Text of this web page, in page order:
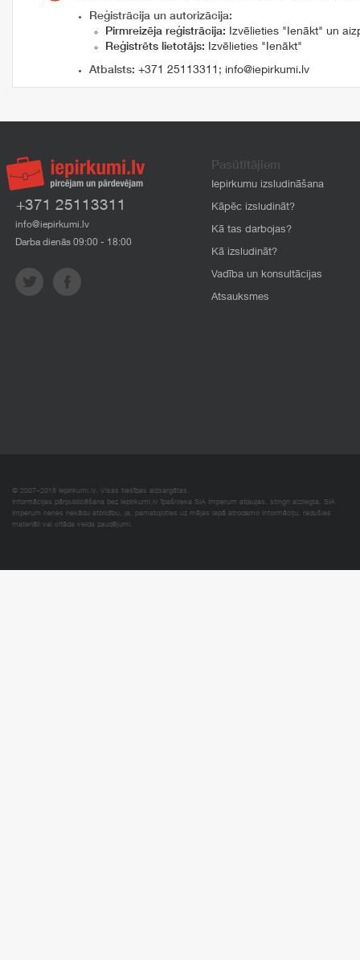
Reģistrācija un autorizācija:
Pirmreizēja reģistrācija: Izvēlieties "Ienākt" un
Reģistrēts lietotājs: Izvēlieties "Ienākt"
Atbalsts: +371 25113311 ; info@iepirkumi.lv
+371 25113311
info@iepirkumi.lv
Darba dienās 09:00 - 18:00
Pasūtītājiem
Iepirkumu izsludināšana
Kāpēc izsludināt?
Kā tas darbojas?
Kā izsludināt?
Vadība un konsultācijas
Atsauksmes
© 2007–2018 Iepirkumi.lv. Visas tiesības aizsargātas.
Informācijas pārpublicēšana bez iepirkumi.lv īpašnieka SIA Imperum atļaujas, stingri aizliegta. SIA
Imperum nenes nekādu atbildību, ja, pamatojoties uz mājas lapā atrodamo informāciju, radušies
materiāli vai citāda veida zaudējumi.